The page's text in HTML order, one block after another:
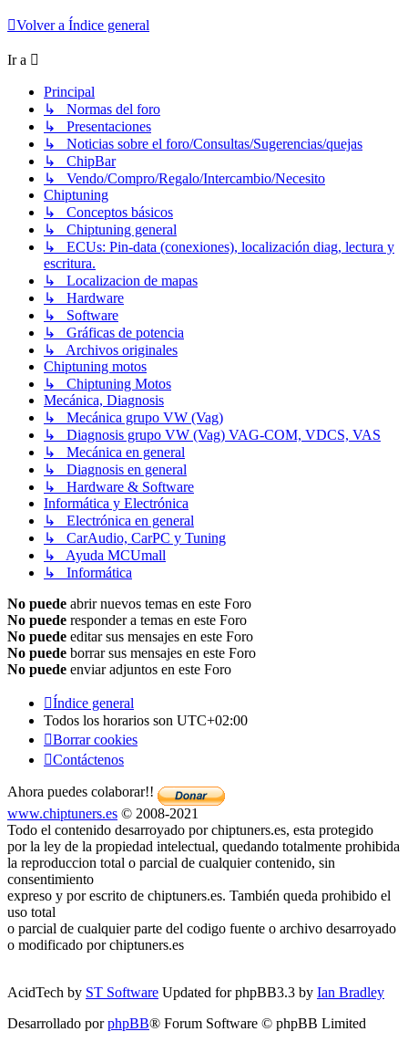
Volver a Índice general
Ir a
Principal
↳ Normas del foro
↳ Presentaciones
↳ Noticias sobre el foro/Consultas/Sugerencias/quejas
↳ ChipBar
↳ Vendo/Compro/Regalo/Intercambio/Necesito
Chiptuning
↳ Conceptos básicos
↳ Chiptuning general
↳ ECUs: Pin-data (conexiones), localización diag, lectura y
escritura.
↳ Localizacion de mapas
↳ Hardware
↳ Software
↳ Gráficas de potencia
↳ Archivos originales
Chiptuning motos
↳ Chiptuning Motos
Mecánica, Diagnosis
↳ Mecánica grupo VW (Vag)
↳ Diagnosis grupo VW (Vag) VAG-COM, VDCS, VAS
↳ Mecánica en general
↳ Diagnosis en general
↳ Hardware & Software
Informática y Electrónica
↳ Electrónica en general
↳ CarAudio, CarPC y Tuning
↳ Ayuda MCUmall
↳ Informática
No puede abrir nuevos temas en este Foro
No puede responder a temas en este Foro
No puede editar sus mensajes en este Foro
No puede borrar sus mensajes en este Foro
No puede enviar adjuntos en este Foro
Índice general
Todos los horarios son UTC+02:00
Borrar cookies
Contáctenos
Ahora puedes colaborar!!
www.chiptuners.es © 2008-2021
Todo el contenido desarroyado por chiptuners.es, esta protegido
por la ley de la propiedad intelectual, quedando totalmente prohibida
la reproduccion total o parcial de cualquier contenido, sin
consentimiento
expreso y por escrito de chiptuners.es. También queda prohibido el
uso total
o parcial de cualquier parte del codigo fuente o archivo desarroyado
o modificado por chiptuners.es
AcidTech by ST Software Updated for phpBB3.3 by Ian Bradley
Desarrollado porphpBB® Forum Software © phpBB Limited